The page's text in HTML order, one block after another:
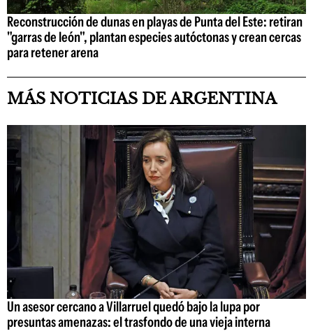
Reconstrucción de dunas en playas de Punta del Este: retiran
"garras de león", plantan especies autóctonas y crean cercas
para retener arena
MÁS NOTICIAS DE ARGENTINA
Un asesor cercano a Villarruel quedó bajo la lupa por
presuntas amenazas: el trasfondo de una vieja interna